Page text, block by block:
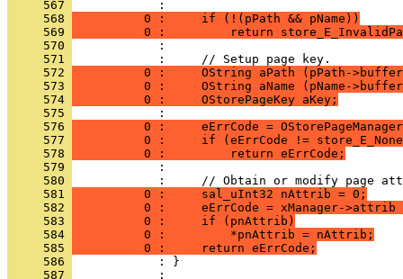
     567
     568
          0 :     if (!(pPath && pName))
     569
0 :         return
     570
     571
     572
0 :     OString aPath (pPath-
     573
0 :     OString aName (pName-
     574
          0 :     OStorePageKey aKey;
     575
     576
0 :     eErrCode =
     577
0 :     if (eErrCode !=
     578
          0 :         return eErrCode;
     579
     580
     581
          0 :     sal_uInt32 nAttrib = 0;
     582
0 :     eErrCode = xManager-
     583
          0 :     if (pnAttrib)
     584
          0 :         *pnAttrib = nAttrib;
     585
          0 :     return eErrCode;
     586
     587